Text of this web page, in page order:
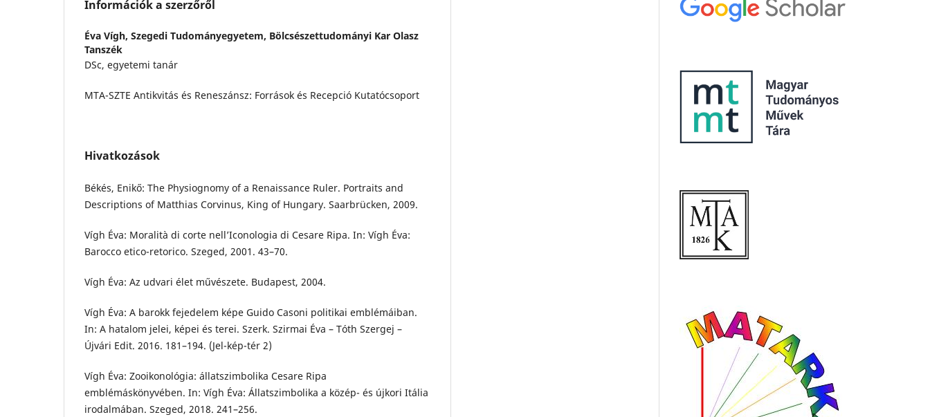
Információk a szerzőről
Éva Vígh, Szegedi Tudományegyetem, Bölcsészettudományi Kar Olasz
Tanszék
DSc, egyetemi tanár
MTA-SZTE Antikvitás és Reneszánsz: Források és Recepció Kutatócsoport
Hivatkozások
Békés, Enikő: The Physiognomy of a Renaissance Ruler. Portraits and
Descriptions of Matthias Corvinus, King of Hungary. Saarbrücken, 2009.
Vígh Éva: Moralità di corte nell’Iconologia di Cesare Ripa. In: Vígh Éva:
Barocco etico-retorico. Szeged, 2001. 43–70.
Vígh Éva: Az udvari élet művészete. Budapest, 2004.
Vígh Éva: A barokk fejedelem képe Guido Casoni politikai emblémáiban.
In: A hatalom jelei, képei és terei. Szerk. Szirmai Éva – Tóth Szergej –
Újvári Edit. 2016. 181–194. (Jel-kép-tér 2)
Vígh Éva: Zooikonológia: állatszimbolika Cesare Ripa
emblémáskönyvében. In: Vígh Éva: Állatszimbolika a közép- és újkori Itália
irodalmában. Szeged, 2018. 241–256.